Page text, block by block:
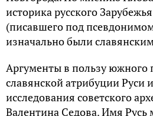
историка русского
(писавшего под
изначально были
Аргументы в пользу южного
славянской атрибуции Руси
исследования советского
Валентина Седова. Имя Русь